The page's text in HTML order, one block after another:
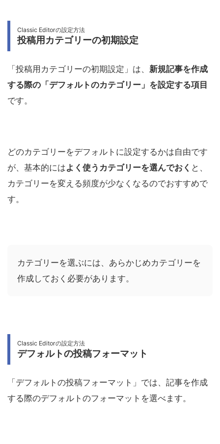
Classic Editorの設定方法
投稿用カテゴリーの初期設定
「投稿用カテゴリーの初期設定」は、 新規記事を作成
する際の「デフォルトのカテゴリー」を設定する項目
です。
どのカテゴリーをデフォルトに設定するかは自由です
が、基本的にはよく使うカテゴリーを選んでおく と、
カテゴリーを変える頻度が少なくなるのでおすすめで
す。
カテゴリーを選ぶには、あらかじめカテゴリーを
作成しておく必要があります。
Classic Editorの設定方法
デフォルトの投稿フォーマット
「デフォルトの投稿フォーマット」では、記事を作成
する際のデフォルトのフォーマットを選べます。